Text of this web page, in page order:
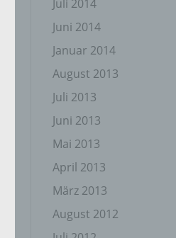
Juli 2014
Juni 2014
Januar 2014
August 2013
Juli 2013
Juni 2013
Mai 2013
April 2013
März 2013
August 2012